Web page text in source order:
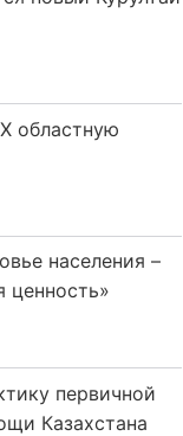
областную
населения –
ценность»
первичной
Казахстана